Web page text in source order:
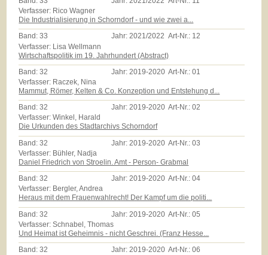
Verfasser: Rico Wagner
Die Industrialisierung in Schorndorf - und wie zwei a...
Band:33 Jahr:2021/2022 Art-Nr.: 12
Verfasser: Lisa Wellmann
Wirtschaftspolitik im 19. Jahrhundert (Abstract)
Band:32 Jahr: 2019-2020 Art-Nr.:01
Verfasser: Raczek, Nina
Mammut, Römer, Kelten & Co. Konzeption und Entstehung d...
Band:32 Jahr:2019-2020 Art-Nr.:02
Verfasser: Winkel, Harald
Die Urkunden des Stadtarchivs Schorndorf
Band:32 Jahr: 2019-2020 Art-Nr.:03
Verfasser: Bühler, Nadja
Daniel Friedrich von Stroelin. Amt - Person- Grabmal
Band:32 Jahr:2019-2020 Art-Nr.:04
Verfasser: Bergler, Andrea
Heraus mit dem Frauenwahlrecht! Der Kampf um die politi...
Band:32 Jahr: 2019-2020 Art-Nr.:05
Verfasser: Schnabel, Thomas
Und Heimat ist Geheimnis - nicht Geschrei. (Franz Hesse...
Band:32 Jahr:2019-2020 Art-Nr.:06